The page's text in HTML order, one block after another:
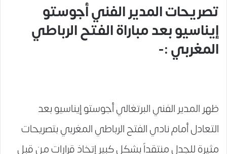
تصريحات المدير الفني أجوستو
إيناسيو بعد مباراة الفتح الرباطي
المغربي :-
ظهر المدير الفني البرتغالي أجوستو إيناسيو بعد
التعادل أمام نادي الفتح الرباطي المغربي بتصريحات
مثيرة للجدل منتقداً بشكل كبير إتخاذ قرارات من قبل